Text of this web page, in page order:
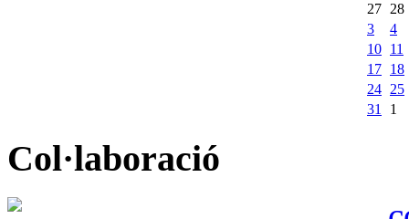
27 28
3
4
10 11
17 18
24 25
31
1
Col·laboració